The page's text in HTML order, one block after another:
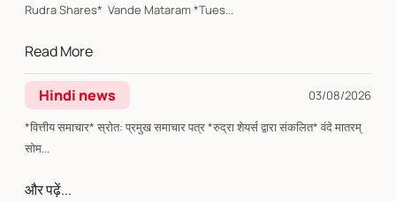
Rudra Shares* Vande Mataram *Tues...
Read More
Hindi news
03/08/2026
*वित्तीय समाचार* स्रोत: प्रमुख समाचार पत्र *रुद्रा शेयर्स द्वारा संकलित* वंदे मातरम्
सोम...
और पढ़ें...